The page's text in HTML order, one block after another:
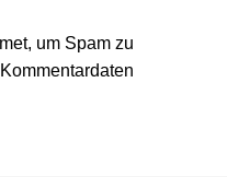
um Spam zu